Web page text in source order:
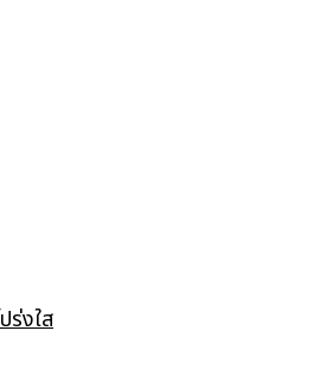
ร่งใส